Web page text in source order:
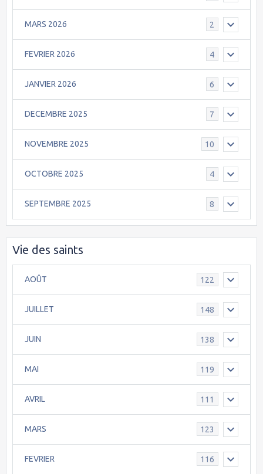
MARS 2026 2
FEVRIER 2026 4
JANVIER 2026 6
DECEMBRE 2025 7
NOVEMBRE 2025 10
OCTOBRE 2025 4
SEPTEMBRE 2025 8
Vie des saints
AOÛT 122
JUILLET 148
JUIN 138
MAI 119
AVRIL 111
MARS 123
FEVRIER 116